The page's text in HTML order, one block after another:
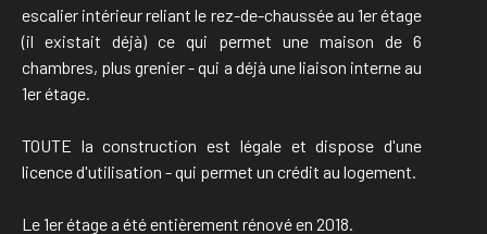
escalier intérieur reliant le rez-de-chaussée au 1er étage
(il existait déjà) ce qui permet une maison de 6
chambres, plus grenier - qui a déjà une liaison interne au
1er étage.
TOUTE la construction est légale et dispose d'une
licence d'utilisation - qui permet un crédit au logement.
Le 1er étage a été entièrement rénové en 2018.